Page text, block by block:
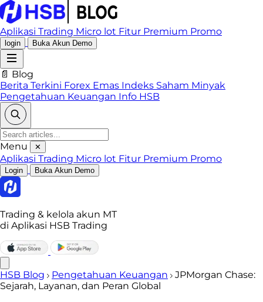
Aplikasi Trading Micro lot Fitur Premium Promo
login Buka Akun Demo
📄 Blog
Berita Terkini Forex Emas Indeks Saham Minyak
Pengetahuan Keuangan Info HSB
Menu ✕
Aplikasi Trading Micro lot Fitur Premium Promo
Login Buka Akun Demo
Trading & kelola akun MT
di Aplikasi HSB Trading
HSB Blog Pengetahuan Keuangan
JPMorgan Chase:
Sejarah, Layanan, dan Peran Global